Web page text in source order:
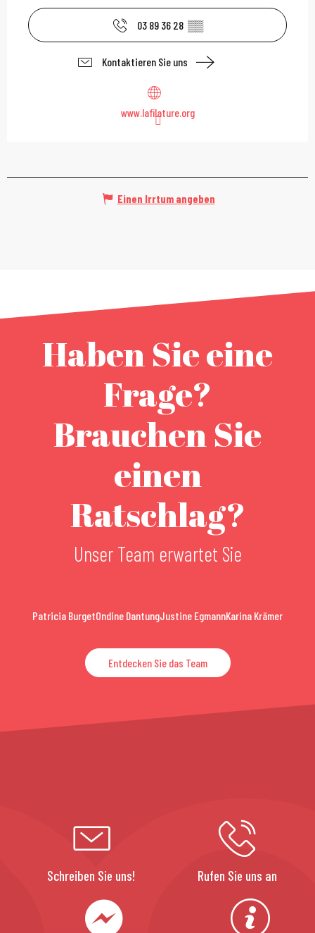
03 89 36 28 ▒▒
Kontaktieren Sie uns
www.lafilature.org
Einen Irrtum angeben
Haben Sie eine
Frage?
Brauchen Sie
einen
Ratschlag?
Unser Team erwartet Sie
Patricia BurgetOndine DantungJustine EgmannKarina Krämer
Entdecken Sie das Team
Schreiben Sie uns! Rufen Sie uns an